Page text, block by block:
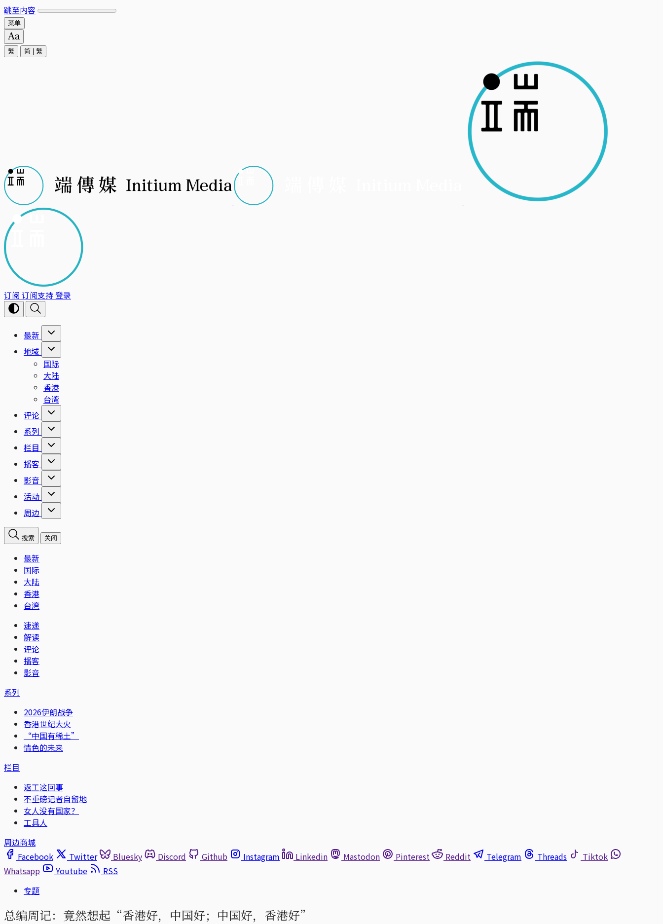
跳至内容
菜单
繁 简 繁
订阅 订阅支持登录
最新
地域
国际
大陆
香港
台湾
评论
系列
栏目
播客
影音
活动
周边
搜索 关闭
最新
国际
大陆
香港
台湾
速递
解读
评论
播客
影音
系列
2026伊朗战争
香港世纪大火
“中国有稀土”
情色的未来
栏目
返工这回事
不重磅记者自留地
女人没有国家？
工具人
周边商城
Facebook
Twitter Bluesky Discord Github Instagram Linkedin Mastodon Pinterest Reddit Telegram Threads
Tiktok
Whatsapp
Youtube
RSS
专题
总编周记：竟然想起“香港好，中国好；中国好，香港好”